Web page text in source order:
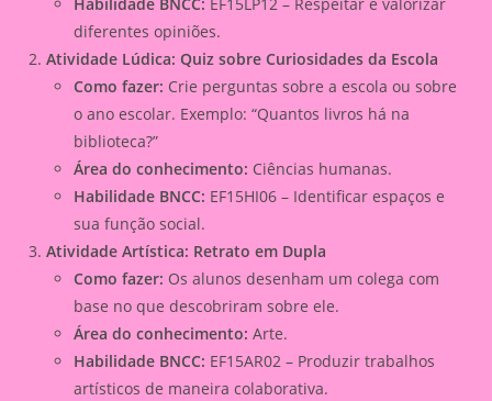
Habilidade BNCC: EF15LP12 – Respeitar e valorizar
diferentes opiniões.
Atividade Lúdica: Quiz sobre Curiosidades da Escola
Como fazer: Crie perguntas sobre a escola ou sobre
o ano escolar. Exemplo: “Quantos livros há na
biblioteca?”
Área do conhecimento: Ciências humanas.
Habilidade BNCC: EF15HI06 – Identificar espaços e
sua função social.
Atividade Artística: Retrato em Dupla
Como fazer: Os alunos desenham um colega com
base no que descobriram sobre ele.
Área do conhecimento: Arte.
Habilidade BNCC: EF15AR02 – Produzir trabalhos
artísticos de maneira colaborativa.